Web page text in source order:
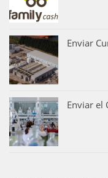
Enviar
Enviar el